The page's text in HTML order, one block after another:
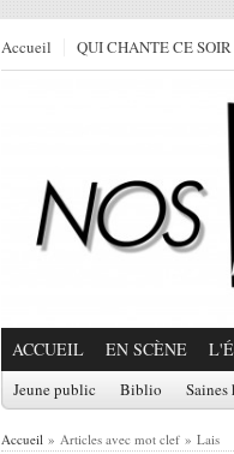
Accueil QUI CHANTE CE SOIR
ACCUEIL EN SCÈNE
Jeune public Biblio Saines
Accueil » Articles avec mot clef » Lais